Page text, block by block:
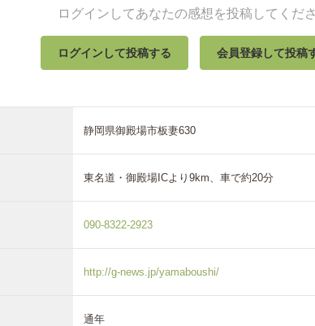
ログインしてあなたの感想を投稿してくだ
ログインして投稿する 会員登録して投稿
静岡県御殿場市板妻630
東名道・御殿場ICより9km、車で約20分
090-8322-2923
http://g-news.jp/yamaboushi/
通年